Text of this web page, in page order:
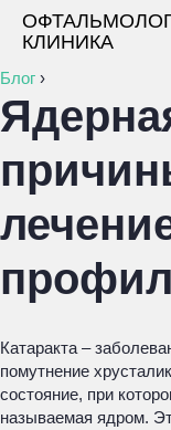
КЛИНИКА
Блог ›
Катаракта –
помутнение
состояние, при
называемая ядром.